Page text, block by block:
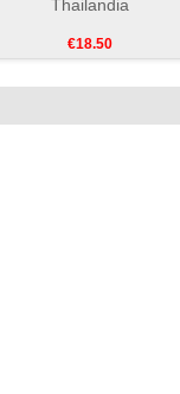
Thailandia
€18.50